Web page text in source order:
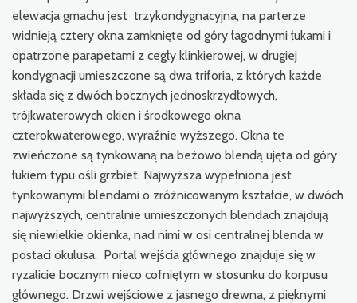
elewacja gmachu jest trzykondygnacyjna, na parterze
widnieją cztery okna zamknięte od góry łagodnymi łukami i
opatrzone parapetami z cegły klinkierowej, w drugiej
kondygnacji umieszczone są dwa triforia, z których każde
składa się z dwóch bocznych jednoskrzydłowych,
trójkwaterowych okien i środkowego okna
czterokwaterowego, wyraźnie wyższego. Okna te
zwieńczone są tynkowaną na beżowo blendą ujęta od góry
łukiem typu ośli grzbiet. Najwyższa wypełniona jest
tynkowanymi blendami o zróżnicowanym kształcie, w dwóch
najwyższych, centralnie umieszczonych blendach znajdują
się niewielkie okienka, nad nimi w osi centralnej blenda w
postaci okulusa. Portal wejścia głównego znajduje się w
ryzalicie bocznym nieco cofniętym w stosunku do korpusu
głównego. Drzwi wejściowe z jasnego drewna, z pięknymi